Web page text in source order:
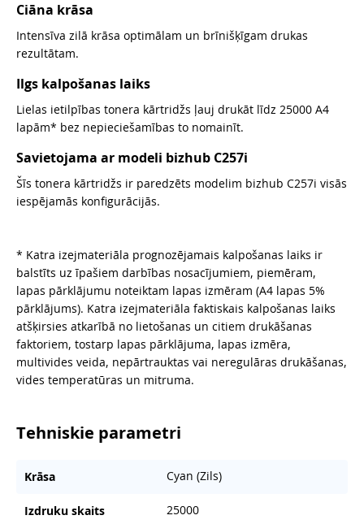
Ciāna krāsa
Intensīva zilā krāsa optimālam un brīnišķīgam drukas
rezultātam.
Ilgs kalpošanas laiks
Lielas ietilpības tonera kārtridžs ļauj drukāt līdz 25000 A4
lapām* bez nepieciešamības to nomainīt.
Savietojama ar modeli bizhub C257i
Šīs tonera kārtridžs ir paredzēts modelim bizhub C257i visās
iespējamās konfigurācijās.
* Katra izejmateriāla prognozējamais kalpošanas laiks ir
balstīts uz īpašiem darbības nosacījumiem, piemēram,
lapas pārklājumu noteiktam lapas izmēram (A4 lapas 5%
pārklājums). Katra izejmateriāla faktiskais kalpošanas laiks
atšķirsies atkarībā no lietošanas un citiem drukāšanas
faktoriem, tostarp lapas pārklājuma, lapas izmēra,
multivides veida, nepārtrauktas vai neregulāras drukāšanas,
vides temperatūras un mitruma.
Tehniskie parametri
Krāsa Cyan (Zils)
Izdruku skaits 25000